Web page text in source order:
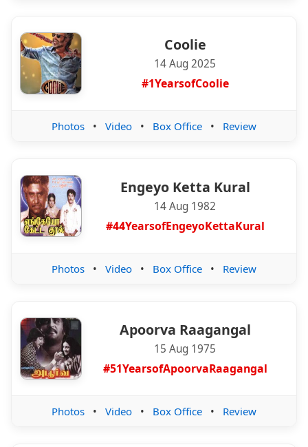
Coolie
14 Aug 2025
#1YearsofCoolie
Photos • Video • Box Office • Review
Engeyo Ketta Kural
14 Aug 1982
#44YearsofEngeyoKettaKural
Photos • Video • Box Office • Review
Apoorva Raagangal
15 Aug 1975
#51YearsofApoorvaRaagangal
Photos • Video • Box Office • Review